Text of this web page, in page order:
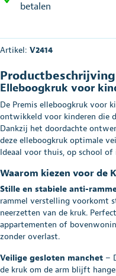
betalen
Artikel: V2414
Productbeschrijving
Elleboogkruk voor
De Premis elleboogkruk voor
ontwikkeld voor kinderen die
Dankzij het doordachte
deze elleboogkruk optimale
Ideaal voor thuis, op school
Waarom kiezen voor de
Stille en stabiele anti-
rammel verstelling voorkomt
neerzetten van de kruk.
appartementen of
zonder overlast.
Veilige gesloten manchet –
de kruk om de arm blijft